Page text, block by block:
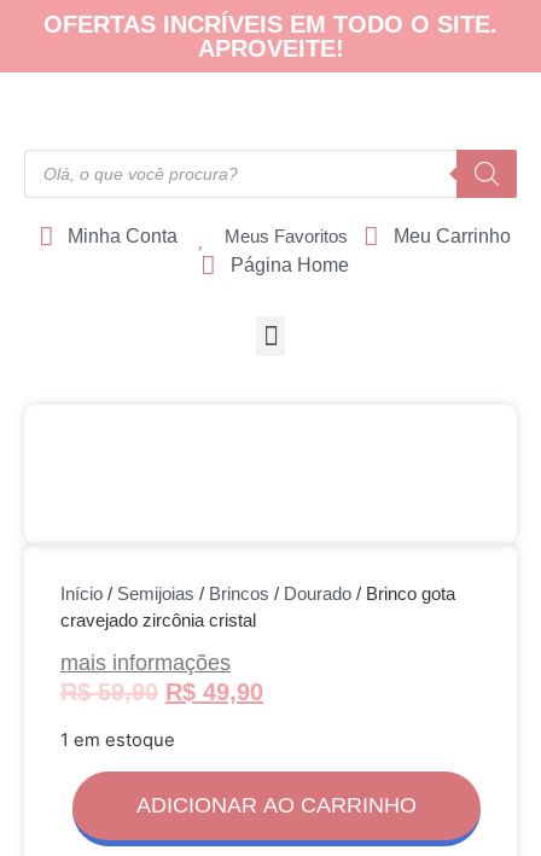
OFERTAS INCRÍVEIS EM TODO O SITE.
APROVEITE!
Minha Conta Meus Favoritos
Meu Carrinho
Página Home
Início / Semijoias / Brincos / Dourado / Brinco gota
cravejado zircônia cristal
mais informações
R$59,90 R$ 49,90
1 em estoque
ADICIONAR AO CARRINHO